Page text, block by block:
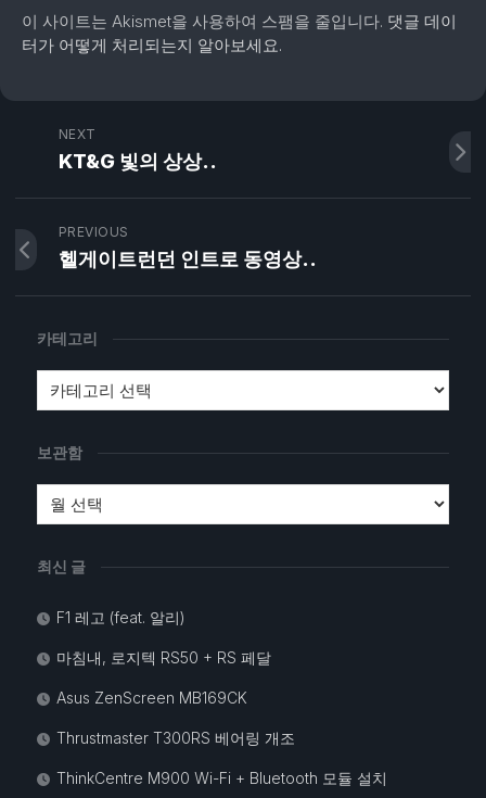
이 사이트는 Akismet을 사용하여 스팸을 줄입니다. 댓글 데이
터가 어떻게 처리되는지 알아보세요.
NEXT
KT&G 빛의 상상..
PREVIOUS
헬게이트런던 인트로 동영상..
카테고리
보관함
최신 글
F1 레고 (feat. 알리)
마침내, 로지텍 RS50 + RS 페달
Asus ZenScreen MB169CK
Thrustmaster T300RS 베어링 개조
ThinkCentre M900 Wi-Fi + Bluetooth 모듈 설치